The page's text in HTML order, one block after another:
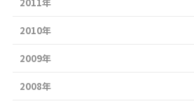
2010年
2009年
2008年